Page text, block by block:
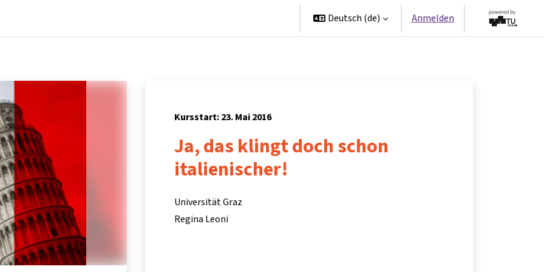
Deutsch ‎(de)‎ Anmelden
Kursstart: 23. Mai 2016
Ja, das klingt doch schon
italienischer!
Universität Graz
Regina Leoni